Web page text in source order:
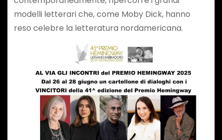
modelli letterari che, come Moby Dick, hanno
reso celebre la letteratura nordamericana.